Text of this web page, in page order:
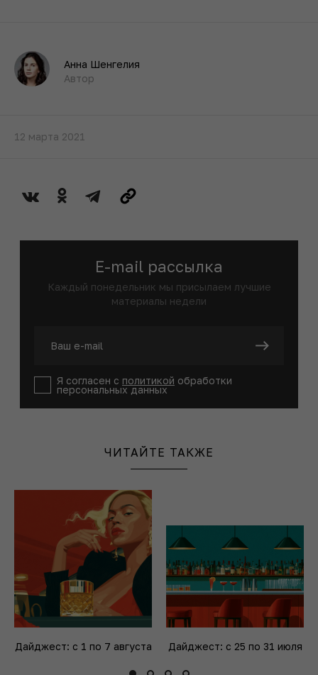
Анна Шенгелия
Автор
12 марта 2021
E-mail рассылка
Каждый понедельник мы присылаем лучшие
материалы недели
Я согласен с политикой обработки
персональных данных
ЧИТАЙТЕ ТАКЖЕ
Дайджест: с 1 по 7 августа Дайджест: с 25 по 31 июля